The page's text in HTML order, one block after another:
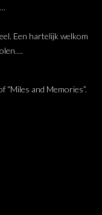
Een hartelijk welkom
“Miles and Memories”.